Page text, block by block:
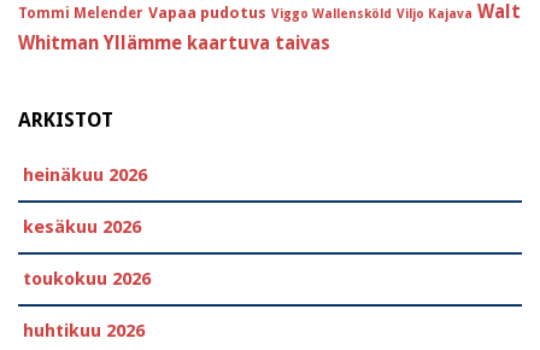
Tommi Melender Vapaa pudotus Viggo Wallensköld Viljo Kajava Walt
Whitman Yllämme kaartuva taivas
ARKISTOT
heinäkuu 2026
kesäkuu 2026
toukokuu 2026
huhtikuu 2026